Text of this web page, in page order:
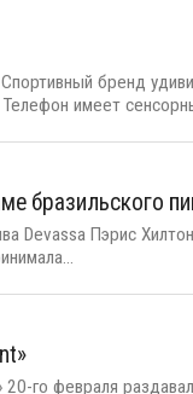
бренд
имеет
бразильского
Devassa Пэрис
20-го февраля